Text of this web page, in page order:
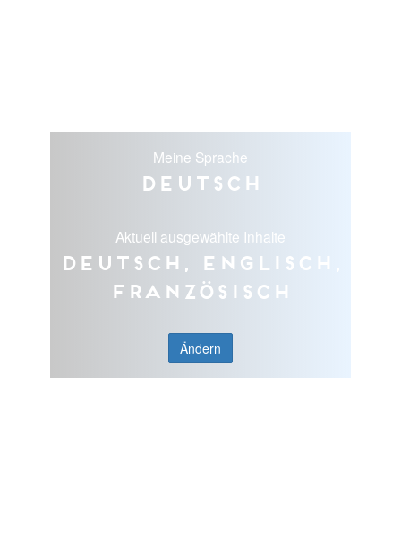
Meine Sprache
Deutsch
Aktuell ausgewählte Inhalte
Deutsch, Englisch,
Französisch
Ändern